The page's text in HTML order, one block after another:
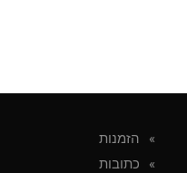
הזמנות
כתובות